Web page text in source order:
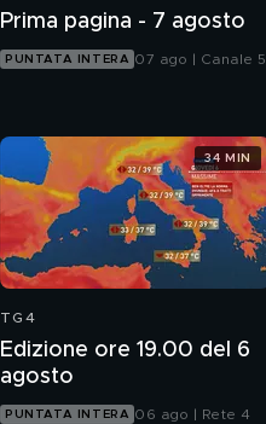
Prima pagina - 7 agosto
PUNTATA INTERA 07 ago | Canale 5
TG4
Edizione ore 19.00 del 6
agosto
PUNTATA INTERA 06 ago | Rete 4
34 MIN